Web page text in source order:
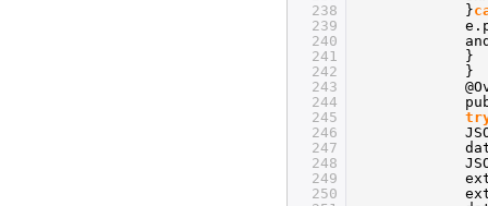
238
239
240
241
242
243
244
245
246
247
248
249
250
}
}
}